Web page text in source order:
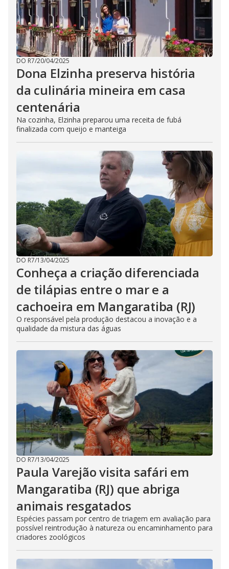
DO R7/20/04/2025
Dona Elzinha preserva história
da culinária mineira em casa
centenária
Na cozinha, Elzinha preparou uma receita de fubá
finalizada com queijo e manteiga
DO R7/13/04/2025
Conheça a criação diferenciada
de tilápias entre o mar e a
cachoeira em Mangaratiba (RJ)
O responsável pela produção destacou a inovação e a
qualidade da mistura das águas
DO R7/13/04/2025
Paula Varejão visita safári em
Mangaratiba (RJ) que abriga
animais resgatados
Espécies passam por centro de triagem em avaliação para
possível reintrodução à natureza ou encaminhamento para
criadores zoológicos